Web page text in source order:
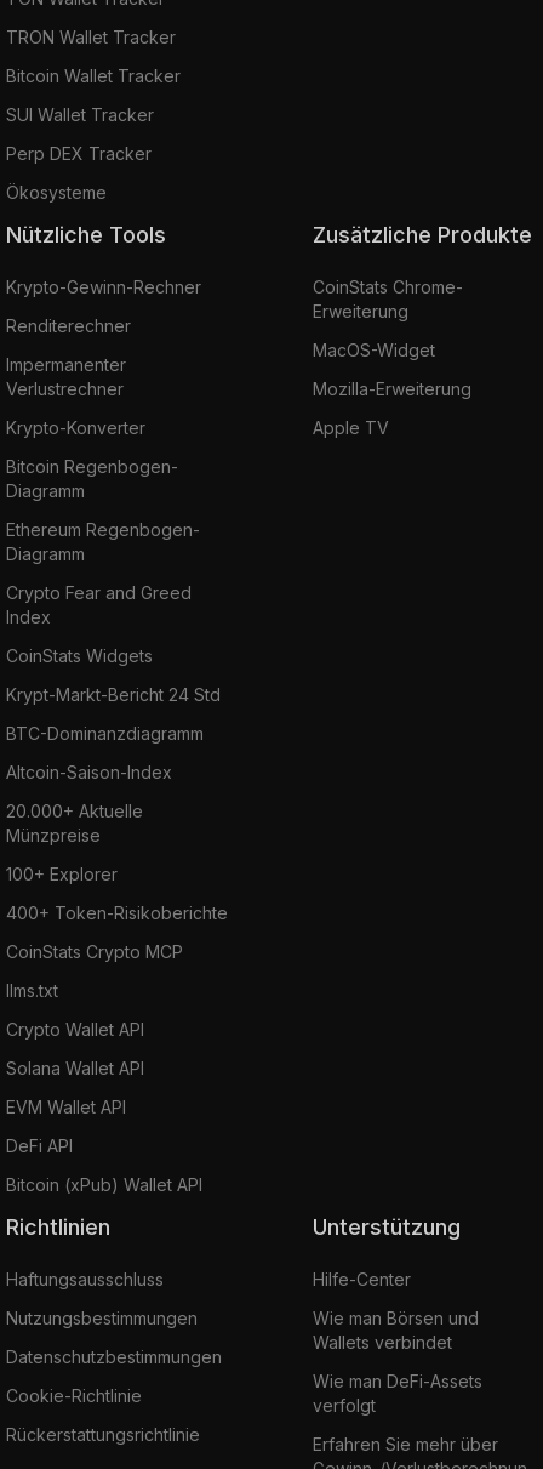
TRON Wallet Tracker
Bitcoin Wallet Tracker
SUI Wallet Tracker
Perp DEX Tracker
Ökosysteme
Nützliche Tools
Krypto-Gewinn-Rechner
Renditerechner
Impermanenter
Verlustrechner
Krypto-Konverter
Bitcoin Regenbogen-
Diagramm
Ethereum Regenbogen-
Diagramm
Crypto Fear and Greed
Index
CoinStats Widgets
Krypt-Markt-Bericht 24 Std
BTC-Dominanzdiagramm
Altcoin-Saison-Index
20.000+ Aktuelle
Münzpreise
100+ Explorer
400+ Token-Risikoberichte
CoinStats Crypto MCP
llms.txt
Crypto Wallet API
Solana Wallet API
EVM Wallet API
DeFi API
Bitcoin (xPub) Wallet API
Zusätzliche Produkte
CoinStats Chrome-
Erweiterung
MacOS-Widget
Mozilla-Erweiterung
Apple TV
Richtlinien
Haftungsausschluss
Nutzungsbestimmungen
Datenschutzbestimmungen
Cookie-Richtlinie
Rückerstattungsrichtlinie
Unterstützung
Hilfe-Center
Wie man Börsen und
Wallets verbindet
Wie man DeFi-Assets
verfolgt
Erfahren Sie mehr über